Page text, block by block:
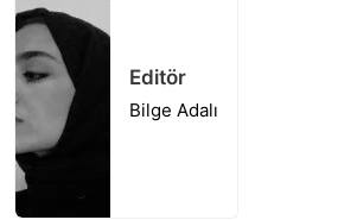
Editör
Bilge Adalı